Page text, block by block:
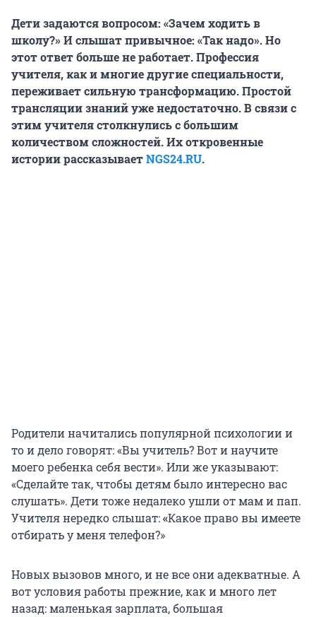
Дети задаются вопросом: «Зачем ходить в
школу?» И слышат привычное: «Так надо». Но
этот ответ больше не работает. Профессия
учителя, как и многие другие специальности,
переживает сильную трансформацию. Простой
трансляции знаний уже недостаточно. В связи с
этим учителя столкнулись с большим
количеством сложностей. Их откровенные
истории рассказываетNGS24.RU.
Родители начитались популярной психологии и
то и дело говорят: «Вы учитель? Вот и научите
моего ребенка себя вести». Или же указывают:
«Сделайте так, чтобы детям было интересно вас
слушать». Дети тоже недалеко ушли от мам и пап.
Учителя нередко слышат:«Какое право вы имеете
отбирать у меня телефон?»
Новых вызовов много, и не все они адекватные. А
вот условия работы прежние, как и много лет
назад: маленькая зарплата, большая